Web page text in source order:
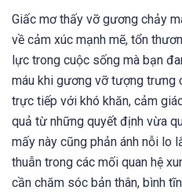
Giấc mơ thấy vỡ gương chảy
về cảm xúc mạnh mẽ, tổn
lực trong cuộc sống mà bạn
máu khi gương vỡ tượng trưng
trực tiếp với khó khăn, cảm
quả từ những quyết định vừa
mấy này cũng phản ánh nỗi lo
thuẫn trong các mối quan hệ
cần chăm sóc bản thân, bình